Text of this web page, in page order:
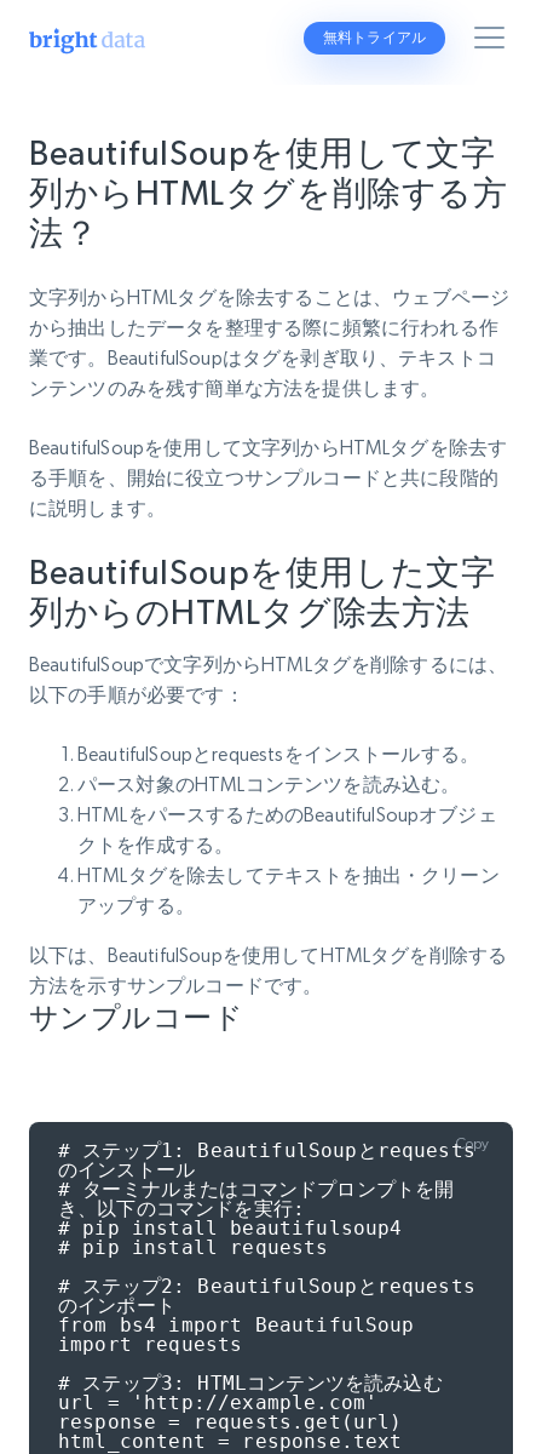
無料トライアル
BeautifulSoupを使用して文字
列からHTMLタグを削除する方
法？
文字列からHTMLタグを除去することは、ウェブページ
から抽出したデータを整理する際に頻繁に行われる作
業です。BeautifulSoupはタグを剥ぎ取り、テキストコ
ンテンツのみを残す簡単な方法を提供します。
BeautifulSoupを使用して文字列からHTMLタグを除去す
る手順を、開始に役立つサンプルコードと共に段階的
に説明します。
BeautifulSoupを使用した文字
列からのHTMLタグ除去方法
BeautifulSoupで文字列からHTMLタグを削除するには、
以下の手順が必要です：
BeautifulSoupとrequestsをインストールする。
パース対象のHTMLコンテンツを読み込む。
HTMLをパースするためのBeautifulSoupオブジェ
クトを作成する。
HTMLタグを除去してテキストを抽出・クリーン
アップする。
以下は、BeautifulSoupを使用してHTMLタグを削除する
方法を示すサンプルコードです。
サンプルコード
# ステップ1: BeautifulSoupとrequests
のインストール
# ターミナルまたはコマンドプロンプトを開
き、以下のコマンドを実行:
# pip install beautifulsoup4
# pip install requests
# ステップ2: BeautifulSoupとrequests
のインポート
from bs4 import BeautifulSoup
import requests
# ステップ3: HTMLコンテンツを読み込む
url = 'http://example.com'
response = requests.get(url)
html_content = response.text
Copy